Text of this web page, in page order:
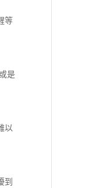
等
是
以
到